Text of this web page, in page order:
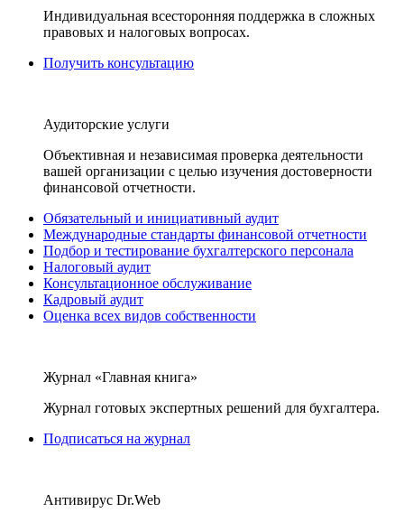
Индивидуальная всесторонняя поддержка в сложных
правовых и налоговых вопросах.
Получить консультацию
Аудиторские услуги
Объективная и независимая проверка деятельности
вашей организации с целью изучения достоверности
финансовой отчетности.
Обязательный и инициативный аудит
Международные стандарты финансовой отчетности
Подбор и тестирование бухгалтерского персонала
Налоговый аудит
Консультационное обслуживание
Кадровый аудит
Оценка всех видов собственности
Журнал «Главная книга»
Журнал готовых экспертных решений для бухгалтера.
Подписаться на журнал
Антивирус Dr.Web